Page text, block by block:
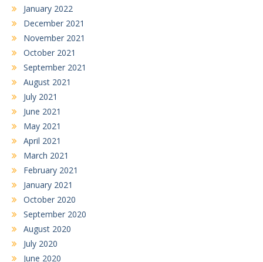
January 2022
December 2021
November 2021
October 2021
September 2021
August 2021
July 2021
June 2021
May 2021
April 2021
March 2021
February 2021
January 2021
October 2020
September 2020
August 2020
July 2020
June 2020